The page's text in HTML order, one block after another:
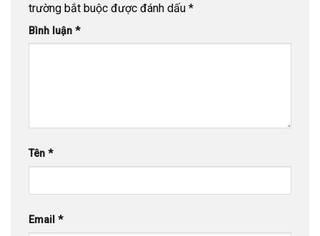
trường bắt buộc được đánh dấu *
Bình luận *
Tên *
Email *